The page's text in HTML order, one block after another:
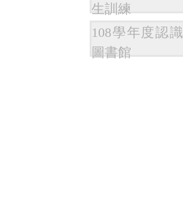
生訓練
108學年度認識
圖書館